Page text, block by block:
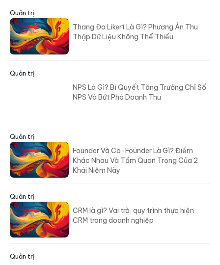
Quản trị
Thang Đo Likert Là Gì? Phương Án Thu
Thập Dữ Liệu Không Thể Thiếu
Quản trị
NPS Là Gì? Bí Quyết Tăng Trưởng Chỉ Số
NPS Và Bứt Phá Doanh Thu
Quản trị
Founder Và Co-Founder Là Gì? Điểm
Khác Nhau Và Tầm Quan Trọng Của 2
Khái Niệm Này
Quản trị
CRM là gì? Vai trò, quy trình thực hiện
CRM trong doanh nghiệp
Quản trị